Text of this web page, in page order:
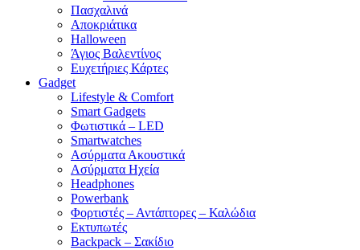
Πασχαλινά
Αποκριάτικα
Halloween
Άγιος Βαλεντίνος
Ευχετήριες Κάρτες
Gadget
Lifestyle & Comfort
Smart Gadgets
Φωτιστικά – LED
Smartwatches
Ασύρματα Ακουστικά
Ασύρματα Ηχεία
Headphones
Powerbank
Φορτιστές – Αντάπτορες – Καλώδια
Εκτυπωτές
Backpack – Σακίδιο